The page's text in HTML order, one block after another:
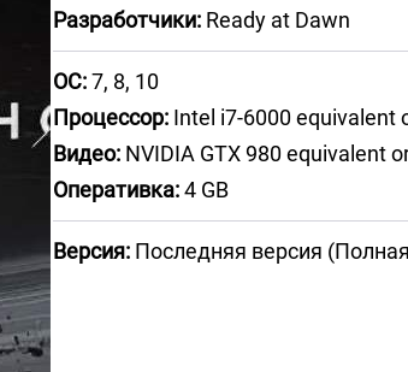
Разработчики:Ready at Dawn
ОС:7, 8, 10
Процессор:Intel i7-6000 equivalent
Видео:NVIDIA GTX 980 equivalent
Оперативка:4 GB
Версия:Последняя версия